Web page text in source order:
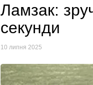
Ламзак:
секунди
10 липня 2025